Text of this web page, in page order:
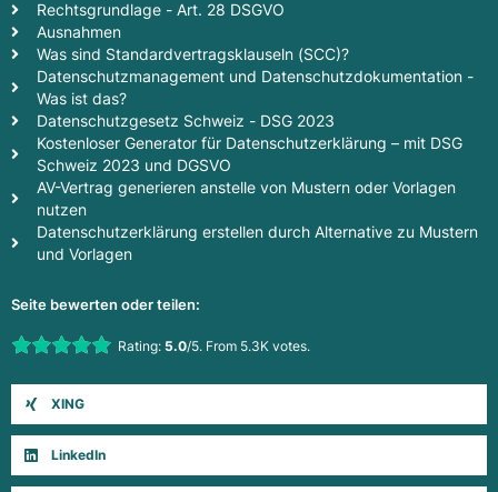
Rechtsgrundlage - Art. 28 DSGVO
Ausnahmen
Was sind Standardvertragsklauseln (SCC)?
Datenschutzmanagement und Datenschutzdokumentation -
Was ist das?
Datenschutzgesetz Schweiz - DSG 2023
Kostenloser Generator für Datenschutzerklärung – mit DSG
Schweiz 2023 und DGSVO
AV-Vertrag generieren anstelle von Mustern oder Vorlagen
nutzen
Datenschutzerklärung erstellen durch Alternative zu Mustern
und Vorlagen
Seite bewerten oder teilen:
Rate this item:Rating: 5.0/5. From 5.3K votes.
XING
LinkedIn